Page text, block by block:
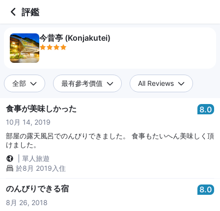
評鑑
今昔亭 (Konjakutei)
全部 最有參考價值 All Reviews
食事が美味しかった 8.0
10月 14, 2019
部屋の露天風呂でのんびりできました。 食事もたいへん美味しく頂
けました。
單人旅遊
於8月 2019入住
のんびりできる宿 8.0
8月 26, 2018